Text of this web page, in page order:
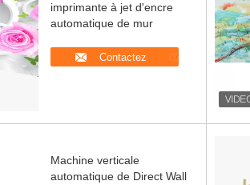
imprimante à jet d'encre
automatique de mur
Contactez
Machine verticale
automatique de Direct Wall